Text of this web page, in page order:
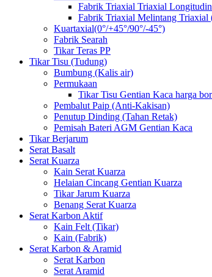
Fabrik Triaxial Triaxial
Fabrik Triaxial Melintang Triaxial
Kuartaxial(0°/+45°/90°/-45°)
Fabrik Searah
Tikar Teras PP
Tikar Tisu (Tudung)
Bumbung (Kalis air)
Permukaan
Tikar Tisu Gentian Kaca harga
Pembalut Paip (Anti-Kakisan)
Penutup Dinding (Tahan Retak)
Pemisah Bateri AGM Gentian Kaca
Tikar Berjarum
Serat Basalt
Serat Kuarza
Kain Serat Kuarza
Helaian Cincang Gentian Kuarza
Tikar Jarum Kuarza
Benang Serat Kuarza
Serat Karbon Aktif
Kain Felt (Tikar)
Kain (Fabrik)
Serat Karbon & Aramid
Serat Karbon
Serat Aramid